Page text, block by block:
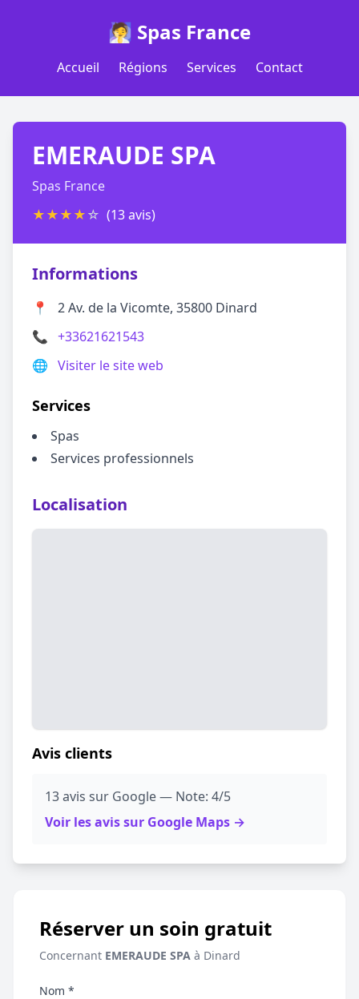
🧖 Spas France
Accueil Régions Services Contact
EMERAUDE SPA
Spas France
★★★★☆ (13 avis)
Informations
📍
2 Av. de la Vicomte, 35800 Dinard
📞 +33621621543
🌐 Visiter le site web
Services
Spas
Services professionnels
Localisation
Avis clients
13 avis sur Google — Note: 4/5
Voir les avis sur Google Maps →
Réserver un soin gratuit
Concernant EMERAUDE SPA à Dinard
Nom *